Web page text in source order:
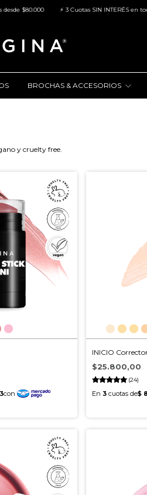
⚡ 3 Cuotas SIN INTERÉS en toda la tienda
BROCHAS & ACCESORIOS
y cruelty free.
INICIO
(24)
$25.800,00